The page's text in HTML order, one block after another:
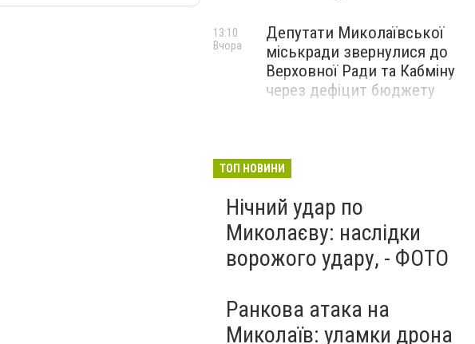
Депутати Миколаївської
міськради звернулися до
Верховної Ради та Кабміну
через дефіцит бюджету
13:10
Вчора
ТОП НОВИНИ
Нічний удар по
Миколаєву: наслідки
ворожого удару, - ФОТО
Ранкова атака на
Миколаїв: уламки дрона